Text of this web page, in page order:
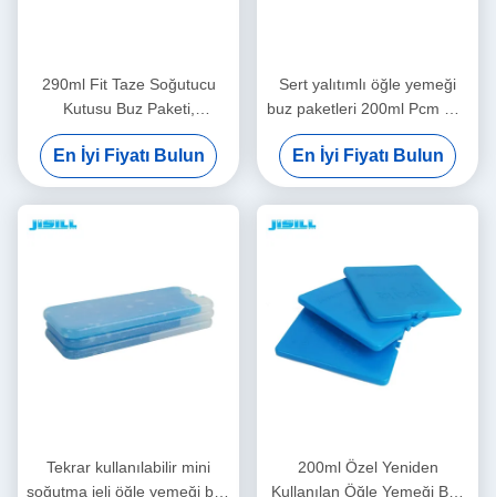
290ml Fit Taze Soğutucu
Kutusu Buz Paketi,
Dondurucu Soğutucu Paketi
19*19*1cm Boyut Gıda
Dondurulmuş
En İyi Fiyatı Bulun
Sert yalıtımlı öğle yemeği
buz paketleri 200ml Pcm Gel
Gıda taze tut 16.5*10*2cm
Boyut Gıda Dondurulmuş
En İyi Fiyatı Bulun
Tekrar kullanılabilir mini
soğutma jeli öğle yemeği buz
200ml Özel Yeniden
Kullanılan Öğle Yemeği Buz